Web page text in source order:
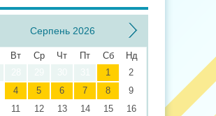
Серпень 2026
Вт Ср Чт Пт Сб
Нд
1
2
4 5 6 7 8
9
11 12 13 14 15
16